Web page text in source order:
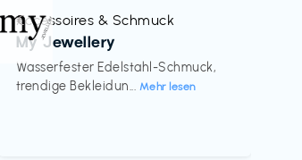
Accessoires & Schmuck
My Jewellery
Wasserfester Edelstahl-Schmuck,
trendige Bekleidun... Mehr lesen
€‎